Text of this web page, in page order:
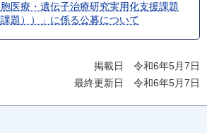
医療・遺伝子治療研究実用化支援課題
課題））」に係る公募について
掲載日 令和6年5月7日
最終更新日 令和6年5月7日